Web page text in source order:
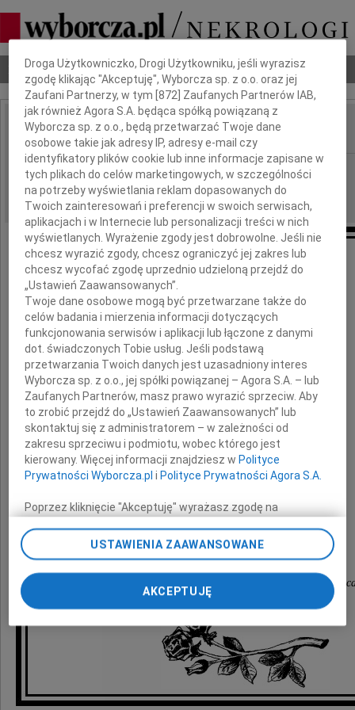
Nekrologi Odeszli Poradnik pogrzebowy
IMIĘ I NAZWISKO:
REGION: Kielce
DATA EMISJI: 12.12.2017
Panu
Andrzejowi Mroczkowi
wyrazy głębokiego współczucia
z powodu śmierci
Matki
składają
Dyrektor, Grono Pedagogiczne,
Administracja Kolegium Szkół Prywatnych w
Dbamy o Twoją prywatność
Droga Użytkowniczko, Drogi Użytkowniku, jeśli wyrazisz
zgodę klikając "Akceptuję", Wyborcza sp. z o.o. oraz jej
Zaufani Partnerzy, w tym [872] Zaufanych Partnerów IAB,
jak również Agora S.A. będąca spółką powiązaną z
Wyborcza sp. z o.o., będą przetwarzać Twoje dane
osobowe takie jak adresy IP, adresy e-mail czy
identyfikatory plików cookie lub inne informacje zapisane w
tych plikach do celów marketingowych, w szczególności
na potrzeby wyświetlania reklam dopasowanych do
Twoich zainteresowań i preferencji w swoich serwisach,
aplikacjach i w Internecie lub personalizacji treści w nich
wyświetlanych. Wyrażenie zgody jest dobrowolne. Jeśli nie
chcesz wyrazić zgody, chcesz ograniczyć jej zakres lub
chcesz wycofać zgodę uprzednio udzieloną przejdź do
„Ustawień Zaawansowanych”.
Twoje dane osobowe mogą być przetwarzane także do
celów badania i mierzenia informacji dotyczących
funkcjonowania serwisów i aplikacji lub łączone z danymi
dot. świadczonych Tobie usług. Jeśli podstawą
przetwarzania Twoich danych jest uzasadniony interes
Wyborcza sp. z o.o., jej spółki powiązanej – Agora S.A. – lub
Zaufanych Partnerów, masz prawo wyrazić sprzeciw. Aby
to zrobić przejdź do „Ustawień Zaawansowanych” lub
skontaktuj się z administratorem – w zależności od
zakresu sprzeciwu i podmiotu, wobec którego jest
kierowany. Więcej informacji znajdziesz wPolityce
Prywatności Wyborcza.pl iPolityce Prywatności Agora S.A.
Poprzez kliknięcie "Akceptuję" wyrażasz zgodę na
Wyborczej sp. z o. o. jej Zaufanych Partnerów i Agora S.A.
na Twoim urządzeniu końcowym. Możesz też w każdej
chwili zmienić swoje preferencje dot. plików cookie,
ponownie wywołując narzędzie do zarządzania Twoimi
preferencjami dot. przetwarzania danych poprzez
przechodząc do sekcji „Ustawienia zaawansowane”.
Zmiana ustawień plików cookie możliwa jest także za
pomocą ustawień przeglądarki.
My, nasi Zaufani Partnerzy i Agora S.A. możemy
USTAWIENIA ZAAWANSOWANE
AKCEPTUJĘ